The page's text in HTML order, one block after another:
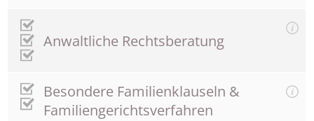
Anwaltliche Rechtsberatung
Besondere Familienklauseln &
Familiengerichtsverfahren